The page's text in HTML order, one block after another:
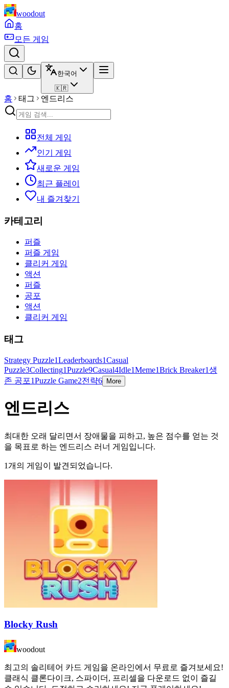
woodout
홈
모든 게임
한국어
🇰🇷
홈 태그 엔드리스
전체 게임
인기 게임
새로운 게임
최근 플레이
내 즐겨찾기
카테고리
퍼즐
퍼즐 게임
클리커 게임
액션
퍼즐
공포
액션
클리커 게임
태그
Strategy Puzzle1Leaderboards1Casual
Puzzle3Collecting1Puzzle9Casual4Idle1Meme1Brick Breaker1생
존 공포1Puzzle Game2전략6 More
엔드리스
최대한 오래 달리면서 장애물을 피하고, 높은 점수를 얻는 것
을 목표로 하는 엔드리스 러너 게임입니다.
1개의 게임이 발견되었습니다.
Blocky Rush
woodout
최고의 솔리테어 카드 게임을 온라인에서 무료로 즐겨보세요!
클래식 클론다이크, 스파이더, 프리셀을 다운로드 없이 즐길